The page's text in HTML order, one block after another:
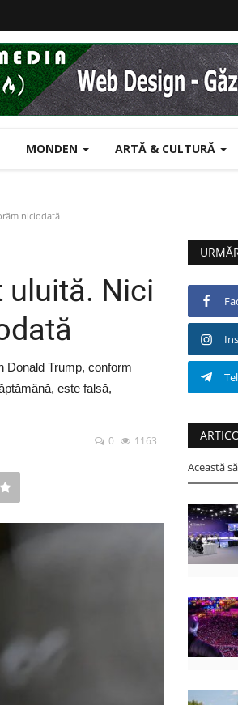
MONDEN ARTĂ & CULTURĂ
niciodată
uluită. Nici
Donald Trump, conform
este falsă,
0 1163
Această